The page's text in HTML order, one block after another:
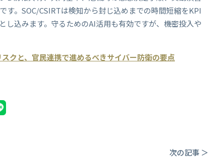
。SOC/CSIRTは検知から封じ込めまでの時間短縮をKPI
し込みます。守るためのAI活用も有効ですが、機密投入や
クと、官民連携で進めるべきサイバー防衛の要点
次の記事 ＞